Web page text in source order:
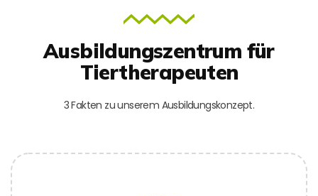
Ausbildungszentrum für
Tiertherapeuten
3 Fakten zu unserem Ausbildungskonzept.